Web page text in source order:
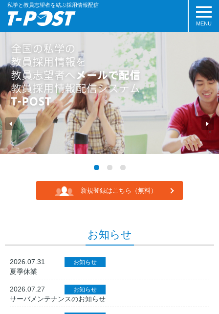
私学と教員志望者を結ぶ採用情報配信
MENU
新規登録はこちら（無料）
お知らせ
2026.07.31 お知らせ
夏季休業
2026.07.27 お知らせ
サーバメンテナンスのお知らせ